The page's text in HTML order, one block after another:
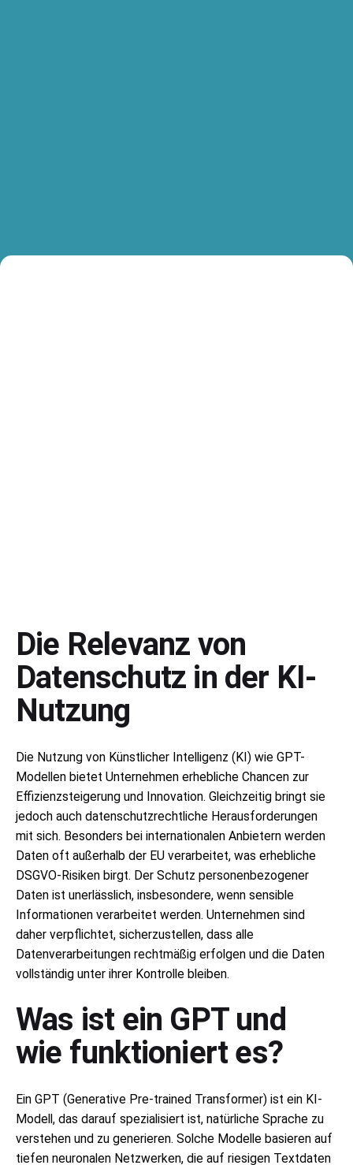
Die Relevanz von
Datenschutz in der KI-
Nutzung
Die Nutzung von Künstlicher Intelligenz (KI) wie GPT-
Modellen bietet Unternehmen erhebliche Chancen zur
Effizienzsteigerung und Innovation. Gleichzeitig bringt sie
jedoch auch datenschutzrechtliche Herausforderungen
mit sich. Besonders bei internationalen Anbietern werden
Daten oft außerhalb der EU verarbeitet, was erhebliche
DSGVO-Risiken birgt. Der Schutz personenbezogener
Daten ist unerlässlich, insbesondere, wenn sensible
Informationen verarbeitet werden. Unternehmen sind
daher verpflichtet, sicherzustellen, dass alle
Datenverarbeitungen rechtmäßig erfolgen und die Daten
vollständig unter ihrer Kontrolle bleiben.
Was ist ein GPT und
wie funktioniert es?
Ein GPT (Generative Pre-trained Transformer) ist ein KI-
Modell, das darauf spezialisiert ist, natürliche Sprache zu
verstehen und zu generieren. Solche Modelle basieren auf
tiefen neuronalen Netzwerken, die auf riesigen Textdaten